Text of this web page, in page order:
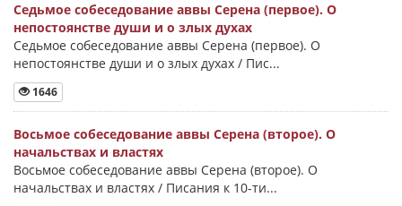
Седьмое собеседование аввы Серена (первое). О
непостоянстве души и о злых духах
Седьмое собеседование аввы Серена (первое). О
непостоянстве души и о злых духах / Пис...
1646
Восьмое собеседование аввы Серена (второе). О
начальствах и властях
Восьмое собеседование аввы Серена (второе). О
начальствах и властях / Писания к 10-ти...